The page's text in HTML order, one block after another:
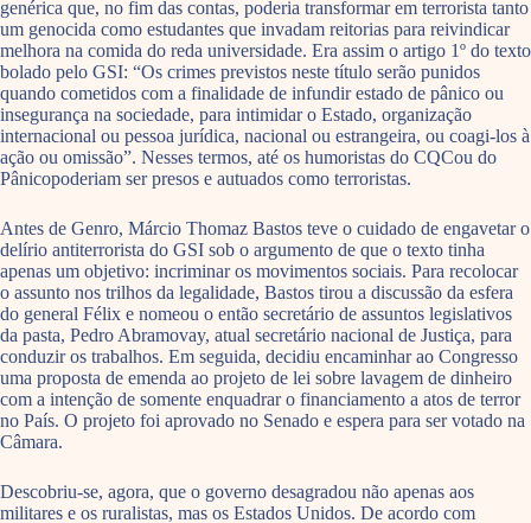
genérica que, no fim das contas, poderia transformar em terrorista tanto
um genocida como estudantes que invadam reitorias para reivindicar
melhora na comida do reda universidade. Era assim o artigo 1º do texto
bolado pelo GSI: “Os crimes previstos neste título serão punidos
quando cometidos com a finalidade de infundir estado de pânico ou
insegurança na sociedade, para intimidar o Estado, organização
internacional ou pessoa jurídica, nacional ou estrangeira, ou coagi-los à
ação ou omissão”. Nesses termos, até os humoristas do CQCou do
Pânicopoderiam ser presos e autuados como terroristas.
Antes de Genro, Márcio Thomaz Bastos teve o cuidado de engavetar o
delírio antiterrorista do GSI sob o argumento de que o texto tinha
apenas um objetivo: incriminar os movimentos sociais. Para recolocar
o assunto nos trilhos da legalidade, Bastos tirou a discussão da esfera
do general Félix e nomeou o então secretário de assuntos legislativos
da pasta, Pedro Abramovay, atual secretário nacional de Justiça, para
conduzir os trabalhos. Em seguida, decidiu encaminhar ao Congresso
uma proposta de emenda ao projeto de lei sobre lavagem de dinheiro
com a intenção de somente enquadrar o financiamento a atos de terror
no País. O projeto foi aprovado no Senado e espera para ser votado na
Câmara.
Descobriu-se, agora, que o governo desagradou não apenas aos
militares e os ruralistas, mas os Estados Unidos. De acordo com